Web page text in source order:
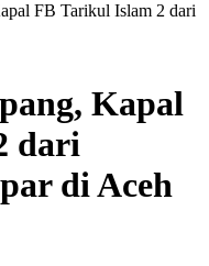
FB Tarikul Islam 2 dari
Kapal
dari
di Aceh